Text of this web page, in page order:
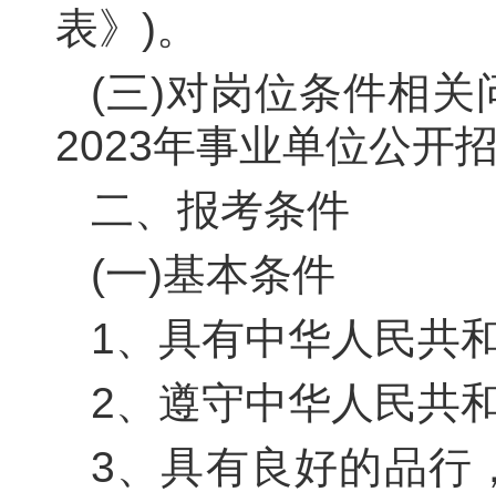
表》)。
(三)对岗位条件相关
2023年事业单位公开
二、报考条件
(一)基本条件
1、具有中华人民共
2、遵守中华人民共
3、具有良好的品行